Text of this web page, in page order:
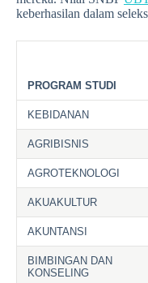
keberhasilan dalam
PROGRAM STUDI
KEBIDANAN
AGRIBISNIS
AGROTEKNOLOGI
AKUAKULTUR
AKUNTANSI
BIMBINGAN DAN
KONSELING